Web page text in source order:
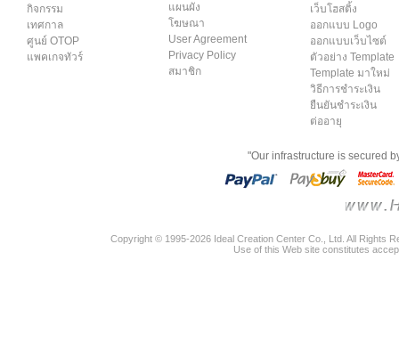
กิจกรรม
เทศกาล
ศูนย์ OTOP
แพคเกจทัวร์
แผนผัง
โฆษณา
User Agreement
Privacy Policy
สมาชิก
เว็บโฮสติ้ง
ออกแบบ Logo
ออกแบบเว็บไซต์
ตัวอย่าง Template
Template มาใหม่
วิธีการชำระเงิน
ยืนยันชำระเงิน
ต่ออายุ
"Our infrastructure is secured
Copyright © 1995-2026 Ideal Creation Center Co., Ltd. All Rights
Use of this Web site constitutes